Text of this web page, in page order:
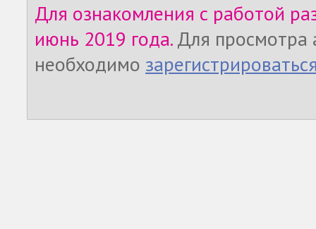
Для ознакомления с работой
июнь 2019 года.Для просмотра
необходимо